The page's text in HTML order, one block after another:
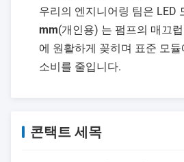
우리의 엔지니어링 팀은 LED
mm(개인용) 는 펌프의 매끄
에 원활하게 꽂히며 표준 모
소비를 줄입니다.
콘택트 세목